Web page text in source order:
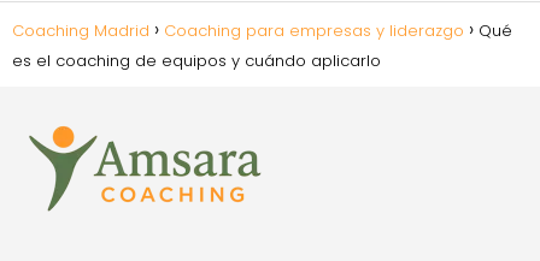
Coaching Madrid Coaching para empresas y liderazgo
Qué
es el coaching de equipos y cuándo aplicarlo